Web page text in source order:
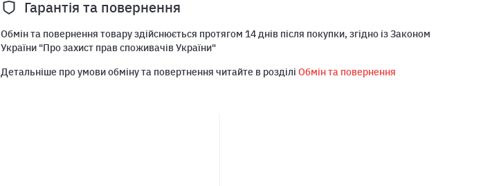
Гарантія та повернення
Обмін та повернення товару здійснюється протягом 14 днів після покупки, згідно із Законом
України "Про захист прав споживачів України"
Детальніше про умови обміну та повертнення читайте в розділі Обмін та повернення